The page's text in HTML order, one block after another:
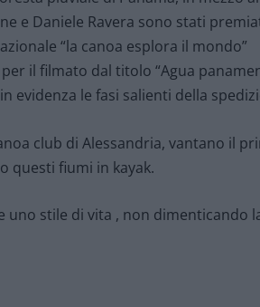
e Daniele Ravera sono stati
“la canoa esplora il mondo”
il filmato dal titolo “Agua
evidenza le fasi salienti della
club di Alessandria, vantano il
questi fiumi in kayak.
uno stile di vita , non dimenticando